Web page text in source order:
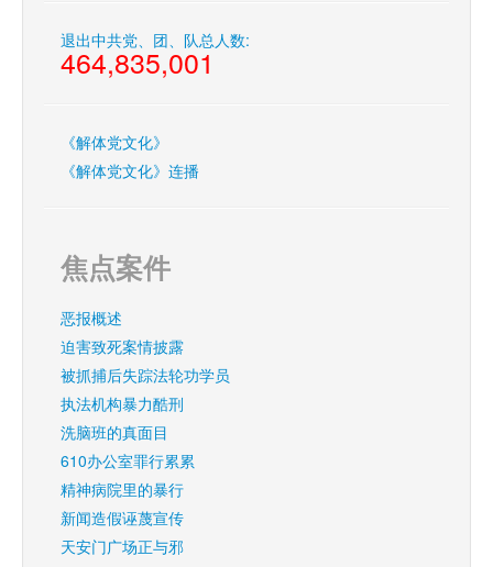
退出中共党、团、队总人数:
464,835,001
《解体党文化》
《解体党文化》连播
焦点案件
恶报概述
迫害致死案情披露
被抓捕后失踪法轮功学员
执法机构暴力酷刑
洗脑班的真面目
610办公室罪行累累
精神病院里的暴行
新闻造假诬蔑宣传
天安门广场正与邪